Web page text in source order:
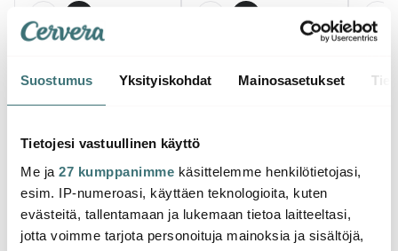
Suostumus Yksityiskohdat Mainosasetukset
Tietojesi vastuullinen käyttö
Me ja 27 kumppanimme käsittelemme henkilötietojasi,
esim. IP-numeroasi, käyttäen teknologioita, kuten
evästeitä, tallentamaan ja lukemaan tietoa laitteeltasi,
jotta voimme tarjota personoituja mainoksia ja sisältöjä,
Saatat pitää myös näistä